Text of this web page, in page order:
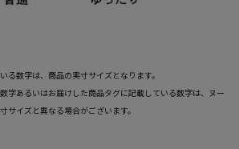
る数字は、商品の実寸サイズとなります。
字あるいはお届けした商品タグに記載している数字は、ヌー
サイズと異なる場合がございます。